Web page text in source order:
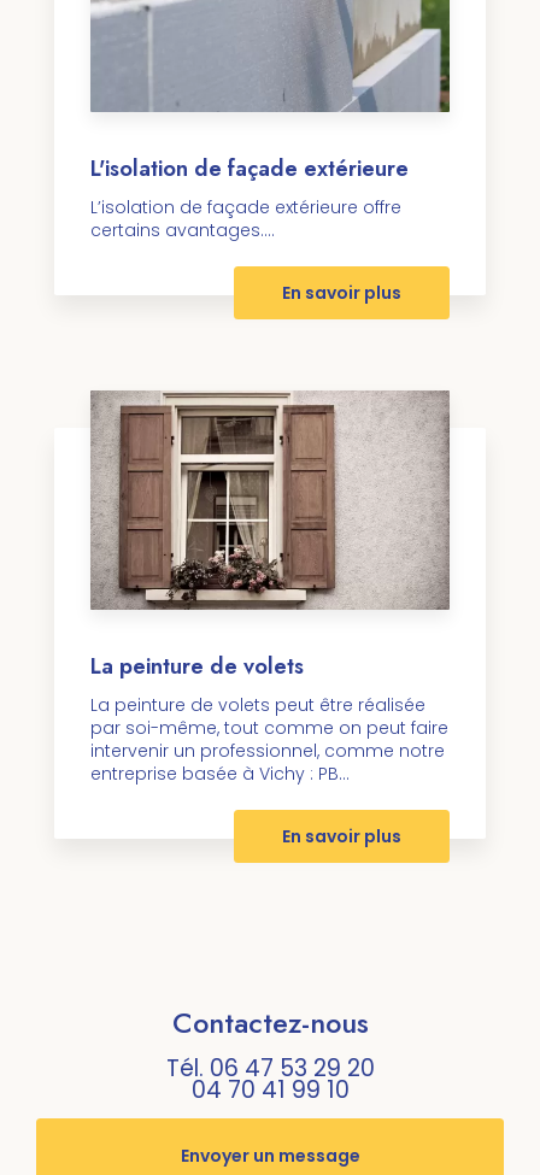
L'isolation de façade extérieure
L’isolation de façade extérieure offre
certains avantages....
En savoir plus
La peinture de volets
La peinture de volets peut être réalisée
par soi-même, tout comme on peut faire
intervenir un professionnel, comme notre
entreprise basée à Vichy : PB...
En savoir plus
Contactez-nous
Tél. 06 47 53 29 20
04 70 41 99 10
Envoyer un message